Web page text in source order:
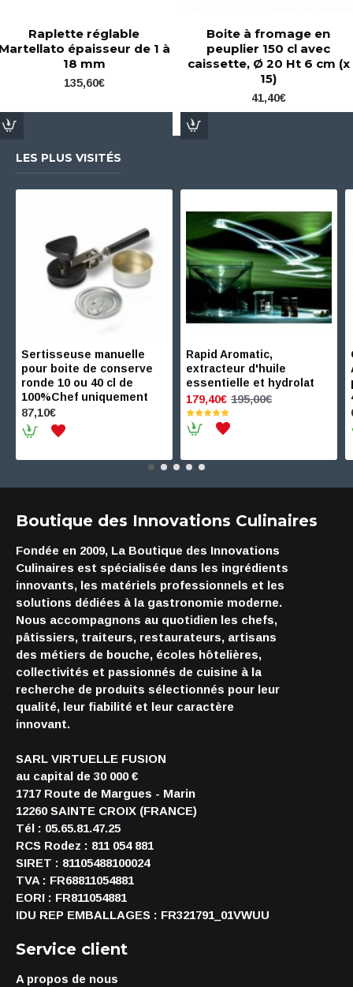
Raplette réglable
épaisseur de 1 à
18 mm
135,60€
Boite à fromage en
peuplier 150 cl avec
caissette, Ø 20 Ht 6 cm (x
15)
41,40€
LES PLUS VISITÉS
Sertisseuse manuelle
pour boite de conserve
ronde 10 ou 40 cl de
100%Chef uniquement
87,10€
Rapid Aromatic,
extracteur d'huile
essentielle et hydrolat
179,40€ 195,00€
Boutique des Innovations Culinaires
Fondée en 2009, La Boutique des Innovations
Culinaires est spécialisée dans les ingrédients
innovants, les matériels professionnels et les
solutions dédiées à la gastronomie moderne.
Nous accompagnons au quotidien les chefs,
pâtissiers, traiteurs, restaurateurs, artisans
des métiers de bouche, écoles hôtelières,
collectivités et passionnés de cuisine à la
recherche de produits sélectionnés pour leur
qualité, leur fiabilité et leur caractère
innovant.
SARL VIRTUELLE FUSION
au capital de 30 000 €
1717 Route de Margues - Marin
12260 SAINTE CROIX (FRANCE)
Tél : 05.65.81.47.25
RCS Rodez : 811 054 881
SIRET : 81105488100024
TVA : FR68811054881
EORI : FR811054881
IDU REP EMBALLAGES : FR321791_01VWUU
Service client
A propos de nous